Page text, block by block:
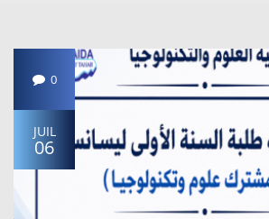
0
JUIL
06